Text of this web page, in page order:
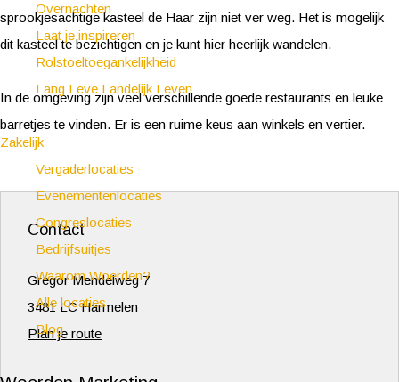
Overnachten
Laat je inspireren
Rolstoeltoegankelijkheid
Lang Leve Landelijk Leven
Zakelijk
Vergaderlocaties
Evenementenlocaties
Congreslocaties
Bedrijfsuitjes
Waarom Woerden?
Alle locaties
Blog
sprookjesachtige kasteel de Haar zijn niet ver weg. Het is mogelijk
dit kasteel te bezichtigen en je kunt hier heerlijk wandelen.
In de omgeving zijn veel verschillende goede restaurants en leuke
barretjes te vinden. Er is een ruime keus aan winkels en vertier.
Contact
Gregor Mendelweg 7
3481 LC Harmelen
Plan je routen